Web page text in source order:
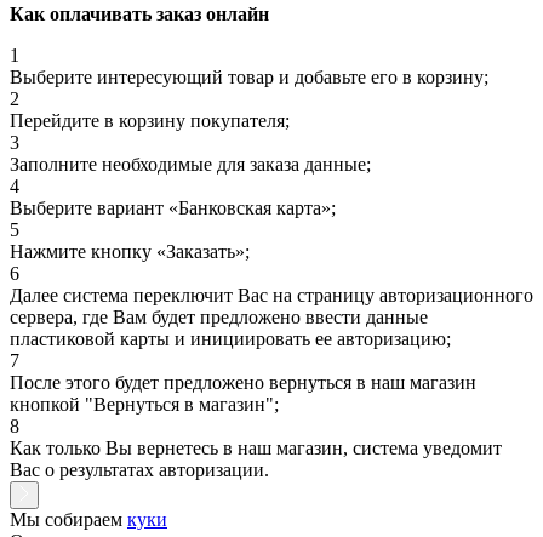
Как оплачивать заказ онлайн
1
Выберите интересующий товар и добавьте его в корзину;
2
Перейдите в корзину покупателя;
3
Заполните необходимые для заказа данные;
4
Выберите вариант «Банковская карта»;
5
Нажмите кнопку «Заказать»;
6
Далее система переключит Вас на страницу авторизационного
сервера, где Вам будет предложено ввести данные
пластиковой карты и инициировать ее авторизацию;
7
После этого будет предложено вернуться в наш магазин
кнопкой "Вернуться в магазин";
8
Как только Вы вернетесь в наш магазин, система уведомит
Вас о результатах авторизации.
Мы собираем куки